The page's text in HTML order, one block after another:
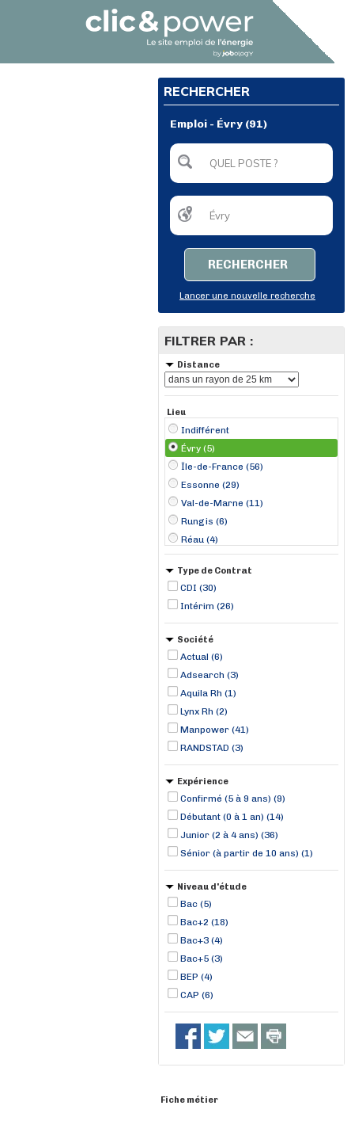
RECHERCHER
Emploi - Évry (91)
RECHERCHER
Lancer une nouvelle recherche
FILTRER PAR :
Distance
Lieu
Indifférent
Évry (5)
Île-de-France (56)
Essonne (29)
Val-de-Marne (11)
Rungis (6)
Réau (4)
Palaiseau (3)
Vert-le-Grand (3)
Wissous (3)
Brétigny-sur-Orge (2)
Type de Contrat
CDI (30)
Intérim (26)
Société
Actual (6)
Adsearch (3)
Aquila Rh (1)
Lynx Rh (2)
Manpower (41)
RANDSTAD (3)
Expérience
Confirmé (5 à 9 ans) (9)
Débutant (0 à 1 an) (14)
Junior (2 à 4 ans) (36)
Sénior (à partir de 10 ans) (1)
Niveau d'étude
Bac (5)
Bac+2 (18)
Bac+3 (4)
Bac+5 (3)
BEP (4)
CAP (6)
Fiche métier